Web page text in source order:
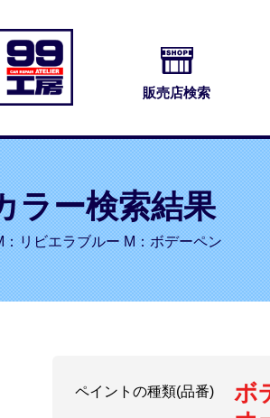
販売店検索
ラー検索結果
リビエラブルー M：ボデーペン
ペイントの種類(品番)
ボ